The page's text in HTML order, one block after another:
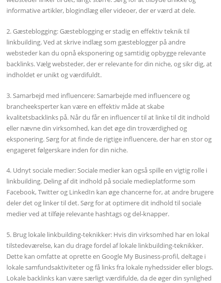
informative artikler, blogindlæg eller videoer, der er værd at dele.
2. Gæsteblogging: Gæsteblogging er stadig en effektiv teknik til
linkbuilding. Ved at skrive indlæg som gæsteblogger på andre
websteder kan du opnå eksponering og samtidig opbygge relevante
backlinks. Vælg websteder, der er relevante for din niche, og sikr dig, at
indholdet er unikt og værdifuldt.
3. Samarbejd med influencere: Samarbejde med influencere og
brancheeksperter kan være en effektiv måde at skabe
kvalitetsbacklinks på. Når du får en influencer til at linke til dit indhold
eller nævne din virksomhed, kan det øge din troværdighed og
eksponering. Sørg for at finde de rigtige influencere, der har en stor og
engageret følgerskare inden for din niche.
4. Udnyt sociale medier: Sociale medier kan også spille en vigtig rolle i
linkbuilding. Deling af dit indhold på sociale medieplatforme som
Facebook, Twitter og LinkedIn kan øge chancerne for, at andre brugere
deler det og linker til det. Sørg for at optimere dit indhold til sociale
medier ved at tilføje relevante hashtags og del-knapper.
5. Brug lokale linkbuilding-teknikker: Hvis din virksomhed har en lokal
tilstedeværelse, kan du drage fordel af lokale linkbuilding-teknikker.
Dette kan omfatte at oprette en Google My Business-profil, deltage i
lokale samfundsaktiviteter og få links fra lokale nyhedssider eller blogs.
Lokale backlinks kan være særligt værdifulde, da de øger din synlighed